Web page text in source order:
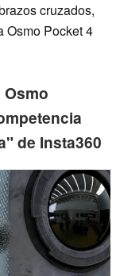
cruzados,
Osmo Pocket 4
Osmo
de Insta360